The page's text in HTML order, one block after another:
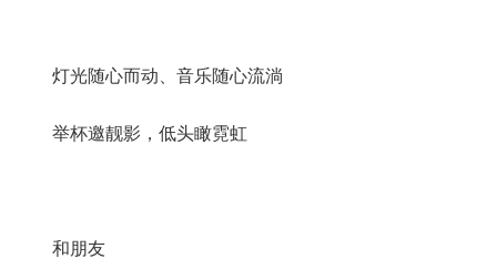
灯光随心而动、音乐随心流淌
举杯邀靓影，低头瞰霓虹
和朋友